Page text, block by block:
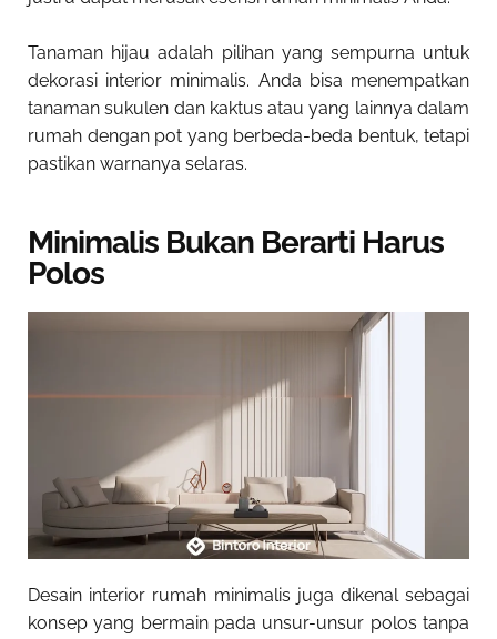
Tanaman hijau adalah pilihan yang sempurna untuk
dekorasi interior minimalis. Anda bisa menempatkan
tanaman sukulen dan kaktus atau yang lainnya dalam
rumah dengan pot yang berbeda-beda bentuk, tetapi
pastikan warnanya selaras.
Minimalis Bukan Berarti Harus
Polos
Desain interior rumah minimalis juga dikenal sebagai
konsep yang bermain pada unsur-unsur polos tanpa